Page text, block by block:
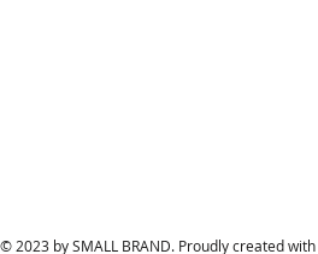
© 2023 by SMALL BRAND. Proudly created with